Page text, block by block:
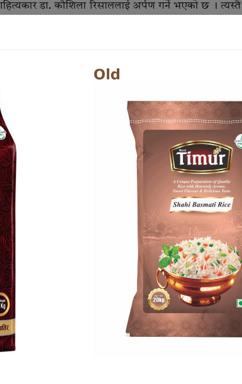
डा. कौशिला रिसाललाई अर्पण गर्ने भएको छ । त्यस्तै
छमनादेवी रामप्रसाद पोखरेल स्मृति पुरस्कार (रु. ११
नेतृत्वमार्फत नेपाली वाङ्मयको क्षेत्रमा विशिष्ट योगदान
पोखरेलका सन्तानहरूबाट स्थापित माधव-नर्मदा पोखरेल
समर्पित र विशिष्ट साधक शिव अधिकारी (इलामे जेठो)
शाखाका सचिव मदन भण्डारीले बताउनु भए अनुसार उक्त
गरिने व्यक्तिहरूको छनौट गरेको हो ।